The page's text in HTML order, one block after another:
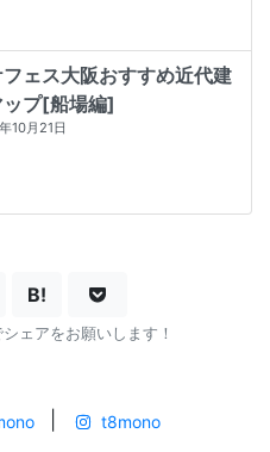
フェス大阪おすすめ近代建
ップ[船場編]
10月21日
B!
ェアをお願いします！
t8mono